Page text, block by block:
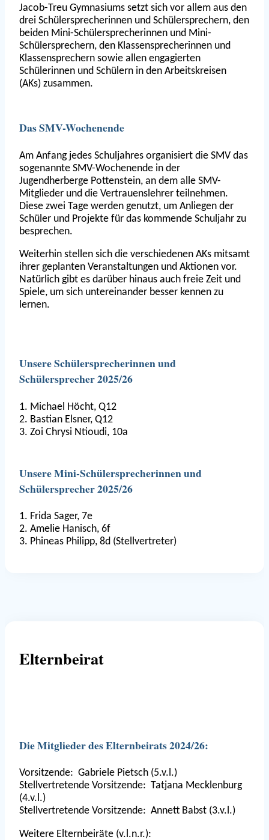
Jacob-Treu Gymnasiums setzt sich vor allem aus den
drei Schülersprecherinnen und Schülersprechern, den
beiden Mini-Schülersprecherinnen und Mini-
Schülersprechern, den Klassensprecherinnen und
Klassensprechern sowie allen engagierten
Schülerinnen und Schülern in den Arbeitskreisen
(AKs) zusammen.
Das SMV-Wochenende
Am Anfang jedes Schuljahres organisiert die SMV das
sogenannte SMV-Wochenende in der
Jugendherberge Pottenstein, an dem alle SMV-
Mitglieder und die Vertrauenslehrer teilnehmen.
Diese zwei Tage werden genutzt, um Anliegen der
Schüler und Projekte für das kommende Schuljahr zu
besprechen.
Weiterhin stellen sich die verschiedenen AKs mitsamt
ihrer geplanten Veranstaltungen und Aktionen vor.
Natürlich gibt es darüber hinaus auch freie Zeit und
Spiele, um sich untereinander besser kennen zu
lernen.
Unsere Schülersprecherinnen und
Schülersprecher 2025/26
1. Michael Höcht, Q12
2. Bastian Elsner, Q12
3. Zoi Chrysi Ntioudi, 10a
Unsere Mini-Schülersprecherinnen und
Schülersprecher 2025/26
1. Frida Sager, 7e
2. Amelie Hanisch, 6f
3. Phineas Philipp, 8d (Stellvertreter)
Elternbeirat
Die Mitglieder des Elternbeirats 2024/26:
Vorsitzende: Gabriele Pietsch (5.v.l.)
Stellvertretende Vorsitzende: Tatjana Mecklenburg
(4.v.l.)
Stellvertretende Vorsitzende: Annett Babst (3.v.l.)
Weitere Elternbeiräte (v.l.n.r.):